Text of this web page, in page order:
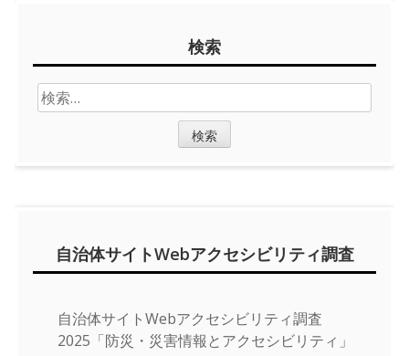
検索
検
索:
自治体サイトWebアクセシビリティ調査
自治体サイトWebアクセシビリティ調査
2025「防災・災害情報とアクセシビリティ」